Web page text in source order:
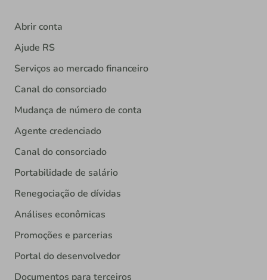
Abrir conta
Ajude RS
Serviços ao mercado financeiro
Canal do consorciado
Mudança de número de conta
Agente credenciado
Canal do consorciado
Portabilidade de salário
Renegociação de dívidas
Análises econômicas
Promoções e parcerias
Portal do desenvolvedor
Documentos para terceiros